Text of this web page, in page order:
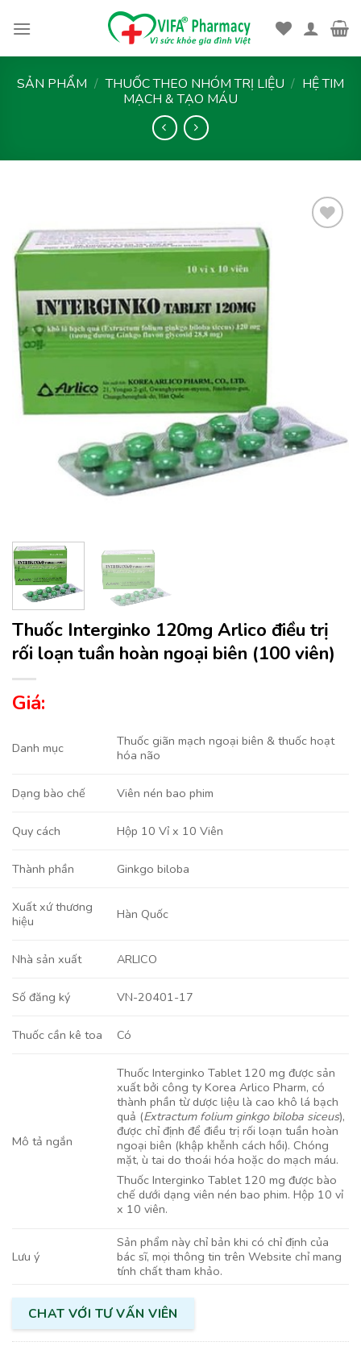
SẢN PHẨM / THUỐC THEO NHÓM TRỊ LIỆU / HỆ TIM
MẠCH & TẠO MÁU
Thuốc Interginko 120mg Arlico điều trị
rối loạn tuần hoàn ngoại biên (100 viên)
Giá:
Danh mục
Thuốc giãn mạch ngoại biên & thuốc hoạt
hóa não
Dạng bào chế Viên nén bao phim
Quy cách Hộp 10 Vỉ x 10 Viên
Thành phần Ginkgo biloba
Xuất xứ thương
hiệu
Hàn Quốc
Nhà sản xuất ARLICO
Số đăng ký VN-20401-17
Thuốc cần kê toa Có
Mô tả ngắn
Thuốc Interginko Tablet 120 mg được sản
xuất bởi công ty Korea Arlico Pharm, có
thành phần từ dược liệu là cao khô lá bạch
quả (Extractum folium ginkgo biloba siceus),
được chỉ định để điều trị rối loạn tuần hoàn
ngoại biên (khập khễnh cách hồi). Chóng
mặt, ù tai do thoái hóa hoặc do mạch máu.
Thuốc Interginko Tablet 120 mg được bào
chế dưới dạng viên nén bao phim. Hộp 10 vỉ
x 10 viên.
Lưu ý
Sản phẩm này chỉ bản khi có chỉ định của
bác sĩ, mọi thông tin trên Website chỉ mang
tính chất tham khảo.
CHAT VỚI TƯ VẤN VIÊN